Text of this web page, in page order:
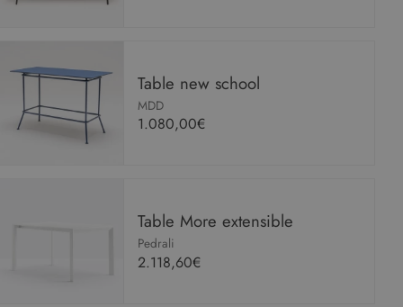
Table new school
MDD
1.080,00€
Table More extensible
Pedrali
2.118,60€